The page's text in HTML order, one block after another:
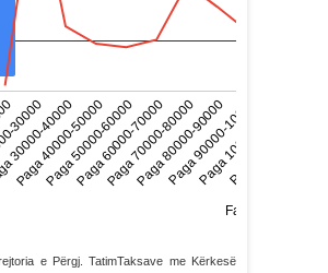
e Përgj. TatimTaksave me Kërkesë